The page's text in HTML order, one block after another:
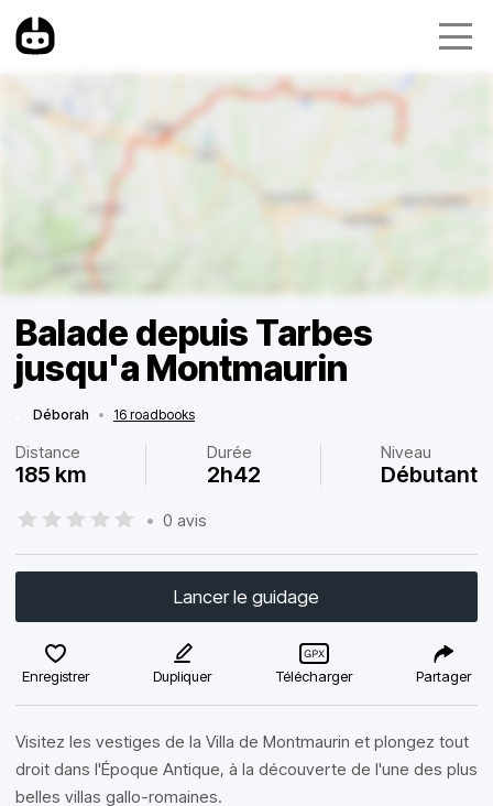
Balade depuis Tarbes
jusqu'a Montmaurin
Déborah • 16 roadbooks
Distance
185 km
Durée
2h42
Niveau
Débutant
• 0 avis
Lancer le guidage
Enregistrer Dupliquer Télécharger Partager
Visitez les vestiges de la Villa de Montmaurin et plongez tout
droit dans l'Époque Antique, à la découverte de l'une des plus
belles villas gallo-romaines.